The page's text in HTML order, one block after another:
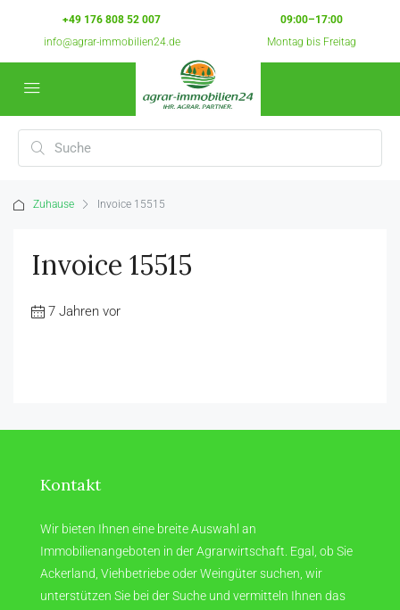
+49 176 808 52 007
info@agrar-immobilien24.de
09:00–17:00
Montag bis Freitag
Zuhause Invoice 15515
Invoice 15515
7 Jahren vor
Kontakt
Wir bieten Ihnen eine breite Auswahl an
Immobilienangeboten in der Agrarwirtschaft. Egal, ob Sie
Ackerland, Viehbetriebe oder Weingüter suchen, wir
unterstützen Sie bei der Suche und vermitteln Ihnen das